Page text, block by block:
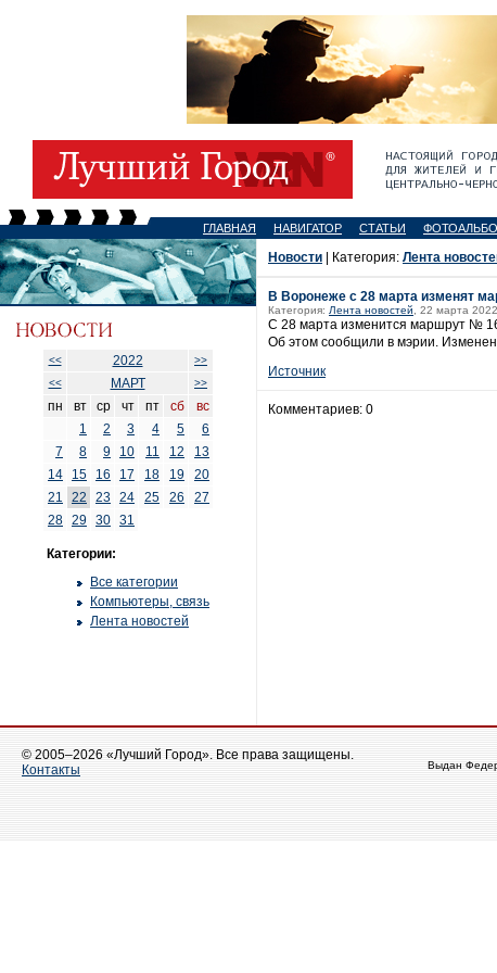
ГЛАВНАЯ НАВИГАТОР СТАТЬИ
<< 2022
>>
<<
МАРТ >>
пн вт ср чт пт сб
вс
1
2 3 4 5
6
7
8 9 10 11 12
13
14
15 16 17 18 19
20
21
22 23 24 25 26
27
28 29 30 31
Категории:
Все категории
Компьютеры, связь
Лента новостей
Новости | Категория: Лента
В Воронеже с 28 марта изменят
Категория: Лента новостей , 22 марта
С 28 марта изменится маршрут №
Об этом сообщили в мэрии.
Источник
Комментариев: 0
© 2005–2026 «Лучший Город». Все права защищены.
Контакты
Выдан